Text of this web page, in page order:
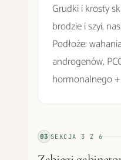
Grudki i krosty
brodzie i szyi,
Podłoże:
androgenów,
hormonalnego
03 SEKCJA3 Z6